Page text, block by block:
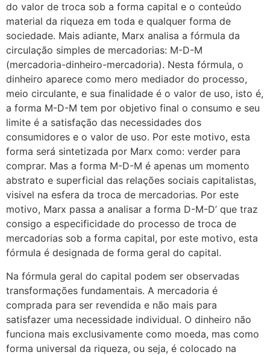
do valor de troca sob a forma capital e o conteúdo
material da riqueza em toda e qualquer forma de
sociedade. Mais adiante, Marx analisa a fórmula da
circulação simples de mercadorias: M-D-M
(mercadoria-dinheiro-mercadoria). Nesta fórmula, o
dinheiro aparece como mero mediador do processo,
meio circulante, e sua finalidade é o valor de uso, isto é,
a forma M-D-M tem por objetivo final o consumo e seu
limite é a satisfação das necessidades dos
consumidores e o valor de uso. Por este motivo, esta
forma será sintetizada por Marx como: verder para
comprar. Mas a forma M-D-M é apenas um momento
abstrato e superficial das relações sociais capitalistas,
visivel na esfera da troca de mercadorias. Por este
motivo, Marx passa a analisar a forma D-M-D’ que traz
consigo a especificidade do processo de troca de
mercadorias sob a forma capital, por este motivo, esta
fórmula é designada de forma geral do capital.
Na fórmula geral do capital podem ser observadas
transformações fundamentais. A mercadoria é
comprada para ser revendida e não mais para
satisfazer uma necessidade individual. O dinheiro não
funciona mais exclusivamente como moeda, mas como
forma universal da riqueza, ou seja, é colocado na